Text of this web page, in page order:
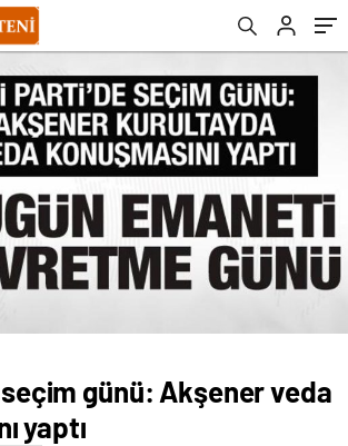
seçim günü: Akşener veda
yaptı